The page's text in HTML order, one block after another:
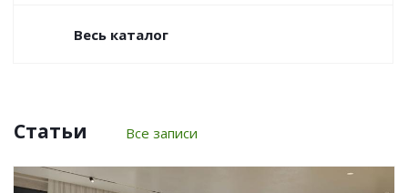
Весь каталог
Статьи Все записи